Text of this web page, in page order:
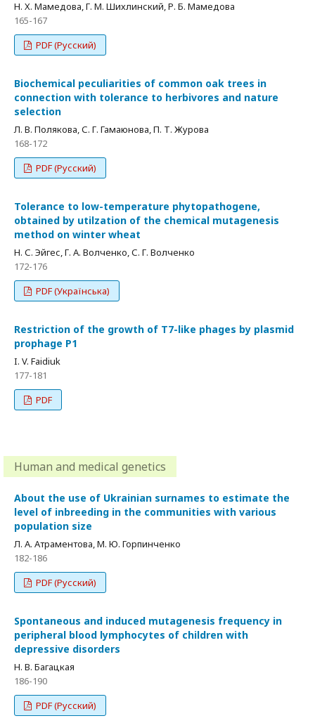
Н. Х. Мамедова, Г. М. Шихлинский, Р. Б. Мамедова
165-167
PDF (Русский)
Biochemical peculiarities of common oak trees in
connection with tolerance to herbivores and nature
selection
Л. В. Полякова, С. Г. Гамаюнова, П. Т. Журова
168-172
PDF (Русский)
Tolerance to low-temperature phytopathogene,
obtained by utilzation of the chemical mutagenesis
method on winter wheat
Н. С. Эйгес, Г. А. Волченко, С. Г. Волченко
172-176
PDF (Українська)
Restriction of the growth of T7-like phages by plasmid
prophage P1
I. V. Faidiuk
177-181
PDF
Human and medical genetics
About the use of Ukrainian surnames to estimate the
level of inbreeding in the communities with various
population size
Л. А. Атраментова, М. Ю. Горпинченко
182-186
PDF (Русский)
Spontaneous and induced mutagenesis frequency in
peripheral blood lymphocytes of children with
depressive disorders
Н. В. Багацкая
186-190
PDF (Русский)